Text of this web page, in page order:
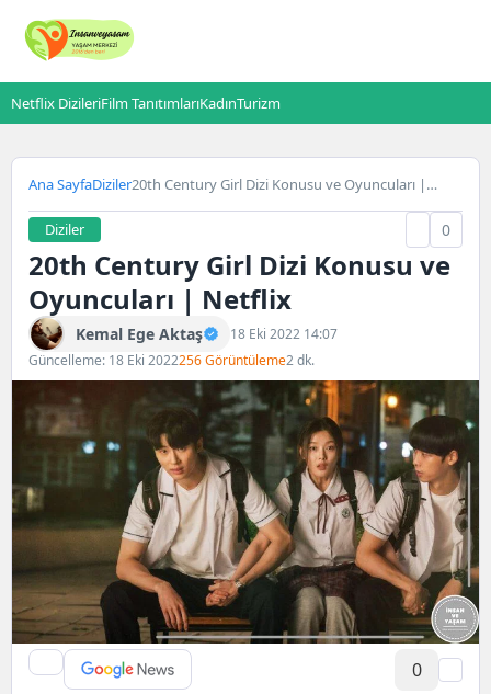
Netflix DizileriFilm TanıtımlarıKadınTurizm
Ana SayfaDiziler20th Century Girl Dizi Konusu ve Oyuncuları |
Diziler
0
20th Century Girl Dizi Konusu ve
Oyuncuları | Netflix
Kemal Ege Aktaş
18 Eki 2022 14:07
Güncelleme: 18 Eki 2022256 Görüntüleme2 dk.
0